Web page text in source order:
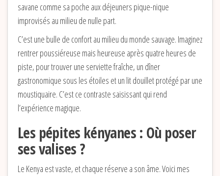
savane comme sa poche aux déjeuners pique-nique
improvisés au milieu de nulle part.
C’est une bulle de confort au milieu du monde sauvage. Imaginez
rentrer poussiéreuse mais heureuse après quatre heures de
piste, pour trouver une serviette fraîche, un dîner
gastronomique sous les étoiles et un lit douillet protégé par une
moustiquaire. C’est ce contraste saisissant qui rend
l’expérience magique.
Les pépites kényanes : Où poser
ses valises ?
Le Kenya est vaste, et chaque réserve a son âme. Voici mes